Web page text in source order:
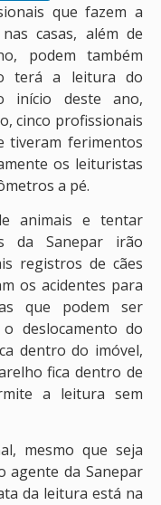
que fazem a
casas, além de
podem também
terá a leitura do
início deste ano,
cinco profissionais
tiveram ferimentos
os leituristas
a pé.
animais e tentar
da Sanepar irão
registros de cães
os acidentes para
que podem ser
deslocamento do
dentro do imóvel,
fica dentro de
a leitura sem
mesmo que seja
agente da Sanepar
da leitura está na